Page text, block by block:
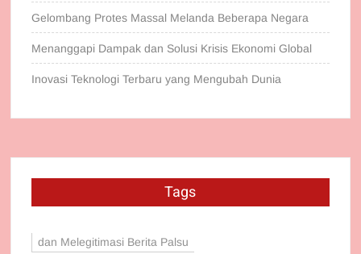
Gelombang Protes Massal Melanda Beberapa Negara
Menanggapi Dampak dan Solusi Krisis Ekonomi Global
Inovasi Teknologi Terbaru yang Mengubah Dunia
Tags
dan Melegitimasi Berita Palsu